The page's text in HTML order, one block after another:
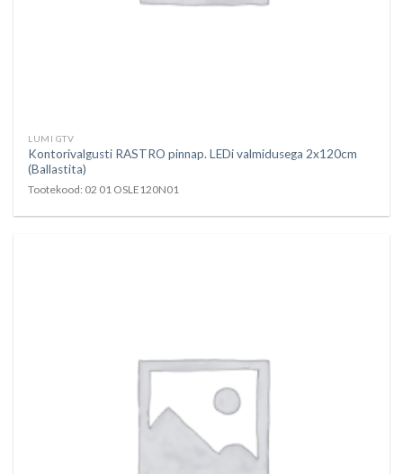
LUMI GTV
Kontorivalgusti RASTRO pinnap. LEDi valmidusega 2x120cm
(Ballastita)
Tootekood: 02 01 OSLE120N01